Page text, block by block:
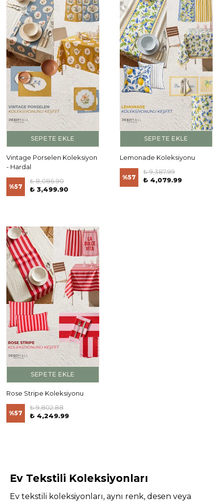
SEPETE EKLE
Vintage Porselen Koleksiyon
- Hardal
%57
₺ 8,086.90
₺ 3,499.90
SEPETE EKLE
Lemonade Koleksiyonu
%57
₺ 9,387.99
₺ 4,079.99
SEPETE EKLE
Rose Stripe Koleksiyonu
%57
₺ 9,802.88
₺ 4,249.99
Ev Tekstili Koleksiyonları
Ev tekstili koleksiyonları, aynı renk, desen veya